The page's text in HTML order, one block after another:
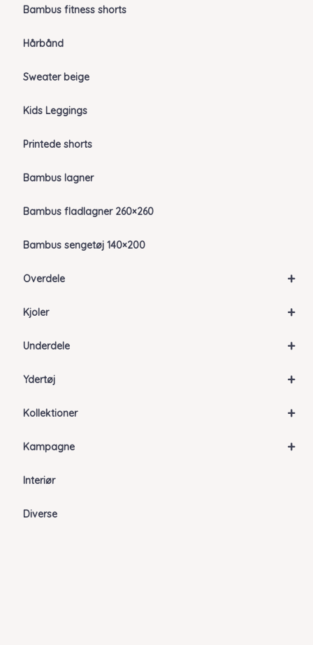
Bambus fitness shorts
Hårbånd
Sweater beige
Kids Leggings
Printede shorts
Bambus lagner
Bambus fladlagner 260×260
Bambus sengetøj 140×200
+
Overdele
+
Kjoler
+
Underdele
+
Ydertøj
+
Kollektioner
+
Kampagne
Interiør
Diverse